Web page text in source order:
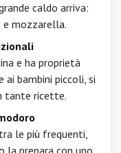
caldo arriva:
e mozzarella.
e ha proprietà
bambini piccoli, si
tante ricette.
le più frequenti,
la prepara con uno